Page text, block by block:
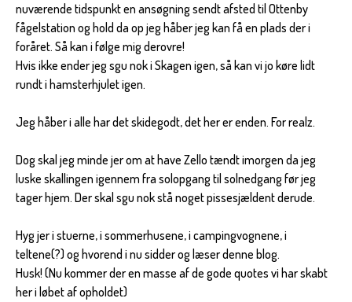
nuværende tidspunkt en ansøgning sendt afsted til Ottenby
fågelstation og hold da op jeg håber jeg kan få en plads der i
foråret. Så kan i følge mig derovre!
Hvis ikke ender jeg sgu nok i Skagen igen, så kan vi jo køre lidt
rundt i hamsterhjulet igen.
Jeg håber i alle har det skidegodt, det her er enden. For realz.
Dog skal jeg minde jer om at have Zello tændt imorgen da jeg
luske skallingen igennem fra solopgang til solnedgang før jeg
tager hjem. Der skal sgu nok stå noget pissesjældent derude.
Hyg jer i stuerne, i sommerhusene, i campingvognene, i
teltene(?) og hvorend i nu sidder og læser denne blog.
Husk! (Nu kommer der en masse af de gode quotes vi har skabt
her i løbet af opholdet)